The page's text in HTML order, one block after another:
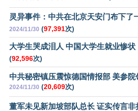
灵异事件：中共在北京天安门布下了
2024/11/30 (97,391次)
大学生哭成泪人 中国大学生就业惨状
(92,596次)
中共秘密镇压震惊德国情报部 美参
2024/11/30 (20,609次)
董军未见新加坡部队总长 证实传言非